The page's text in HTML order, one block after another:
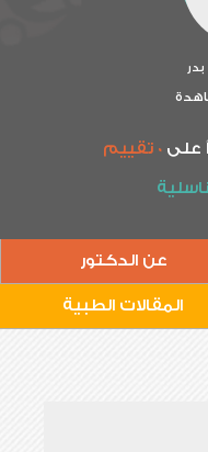
على0 تقييم
عن الدكتور
المقالات الطبية